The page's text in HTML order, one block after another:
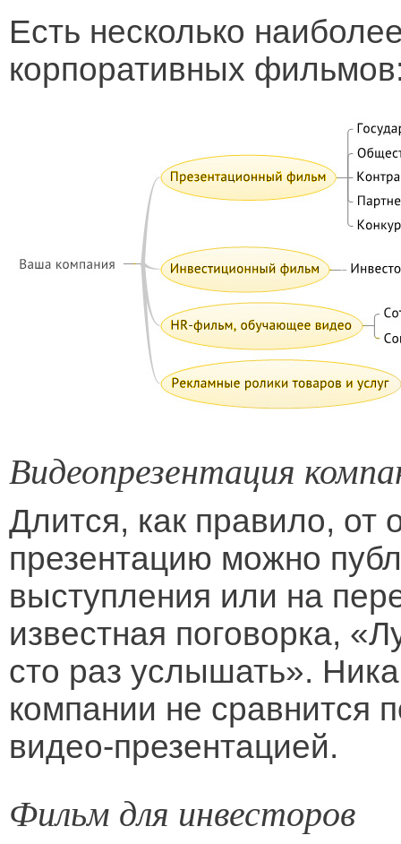
Есть несколько
корпоративных
Видеопрезентация
Длится, как правило, от
презентацию можно
выступления или на
известная поговорка,
сто раз услышать».
компании не сравнится
видео-презентацией.
Фильм для инвесторов